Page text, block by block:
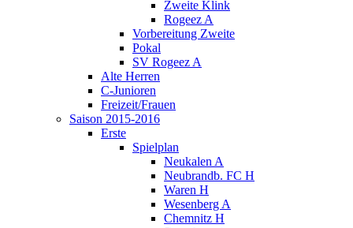
Zweite Klink
Rogeez A
Vorbereitung Zweite
Pokal
SV Rogeez A
Alte Herren
C-Junioren
Freizeit/Frauen
Saison 2015-2016
Erste
Spielplan
Neukalen A
Neubrandb. FC H
Waren H
Wesenberg A
Chemnitz H